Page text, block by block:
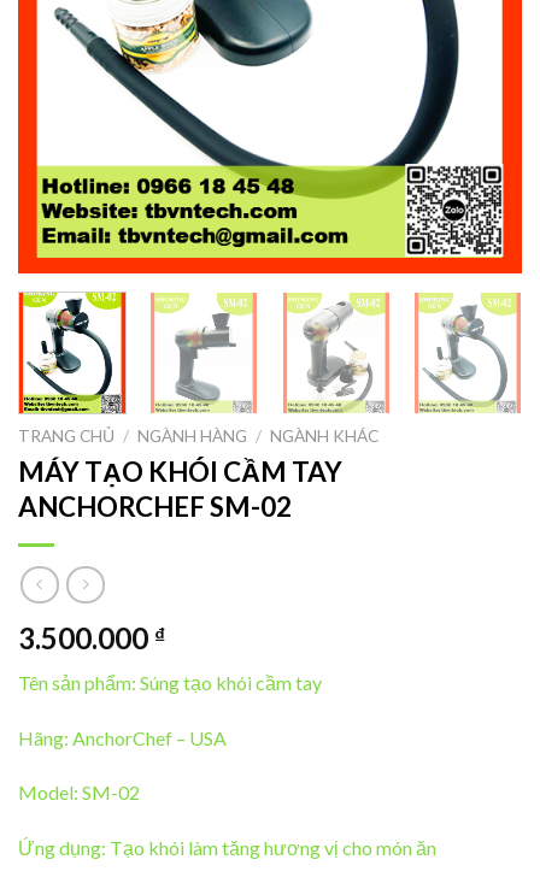
TRANG CHỦ / NGÀNH HÀNG / NGÀNH KHÁC
MÁY TẠO KHÓI CẦM TAY
ANCHORCHEF SM-02
3.500.000 ₫
Tên sản phẩm: Súng tạo khói cầm tay
Hãng: AnchorChef – USA
Model: SM-02
Ứng dụng: Tạo khói làm tăng hương vị cho món ăn